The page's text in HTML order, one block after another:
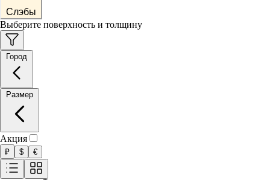
Слэбы
Выберите поверхность и толщину
Акция
₽ $ €